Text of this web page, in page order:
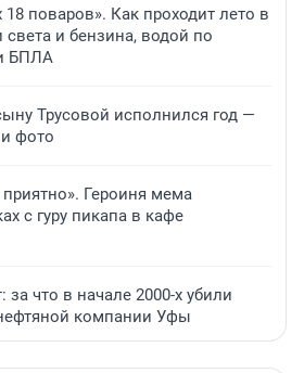
поваров». Как проходит лето в
и бензина, водой по
БПЛА
Трусовой исполнился год —
фото
Героиня мема
с гуру пикапа в кафе
что в начале 2000-х убили
компании Уфы